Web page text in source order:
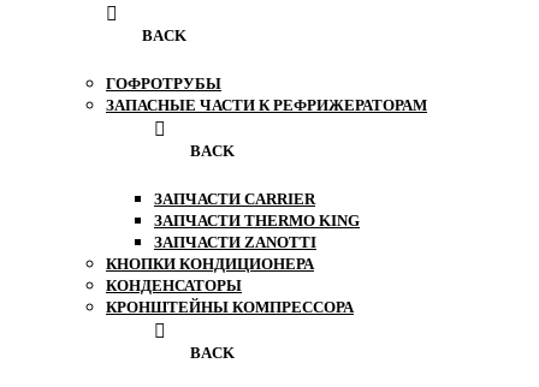
BACK
ГОФРОТРУБЫ
ЗАПАСНЫЕ ЧАСТИ К РЕФРИЖЕРАТОРАМ
BACK
ЗАПЧАСТИ CARRIER
ЗАПЧАСТИ THERMO KING
ЗАПЧАСТИ ZANOTTI
КНОПКИ КОНДИЦИОНЕРА
КОНДЕНСАТОРЫ
КРОНШТЕЙНЫ КОМПРЕССОРА
BACK